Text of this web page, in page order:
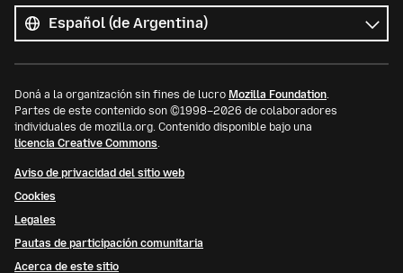
los
idiomas
Idioma
Doná a la organización sin fines de lucro Mozilla Foundation.
Partes de este contenido son ©1998–2026 de colaboradores
individuales de mozilla.org. Contenido disponible bajo una
licencia Creative Commons.
Aviso de privacidad del sitio web
Cookies
Legales
Pautas de participación comunitaria
Acerca de este sitio